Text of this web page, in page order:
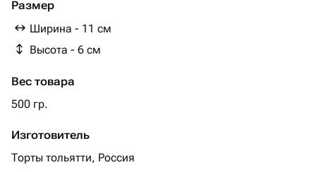
Размер
Ширина - 11 см
Высота - 6 см
Вес товара
500 гр.
Изготовитель
Торты тольятти, Россия